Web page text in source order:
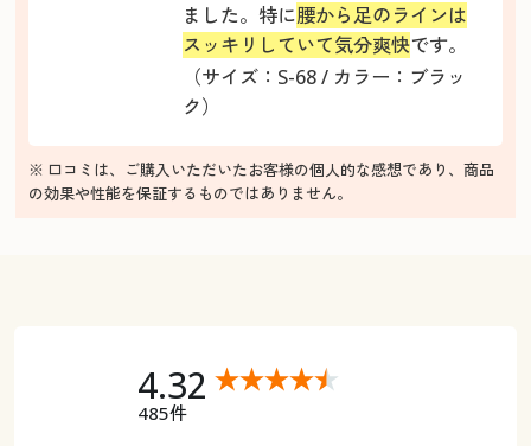
ました。特に腰から足のラインは
スッキリしていて気分爽快です。
（サイズ：S-68 / カラー：ブラッ
ク）
※ 口コミは、ご購入いただいたお客様の個人的な感想であり、商品
の効果や性能を保証するものではありません。
4.32
485件